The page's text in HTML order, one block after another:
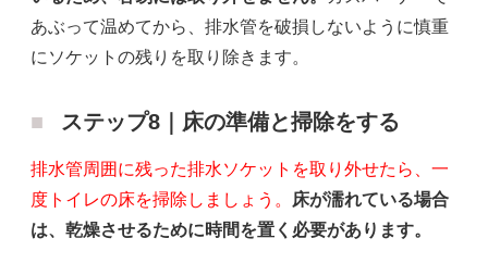
あぶって温めてから、排水管を破損しないように慎重
にソケットの残りを取り除きます。
ステップ8｜床の準備と掃除をする
排水管周囲に残った排水ソケットを取り外せたら、一
度トイレの床を掃除しましょう。
床が濡れている場合
は、乾燥させるために時間を置く必要があります。